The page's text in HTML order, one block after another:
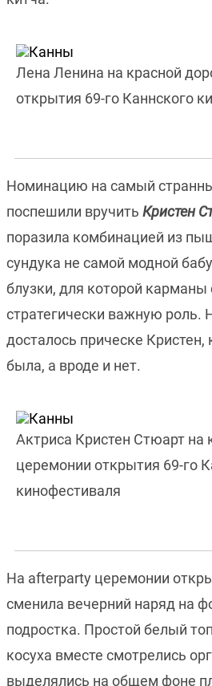
Лена Ленина на красной
открытия 69-го Каннского
Номинацию на самый
поспешили вручить Кристен
поразила комбинацией из
сундука не самой модной
блузки, для которой
стратегически важную роль.
досталось прическе Кристен,
была, а вроде и нет.
Актриса Кристен Стюарт на
церемонии открытия 69-го
кинофестиваля
На afterparty церемонии
сменила вечерний наряд на
подростка. Простой белый
косуха вместе смотрелись
выделялись на общем фоне